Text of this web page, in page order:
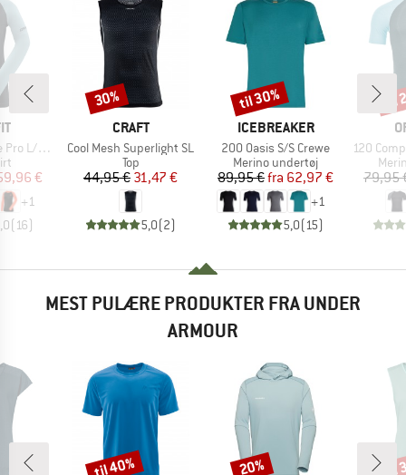
L/S Tee
pris
€
+1
(16)
MÆRKE
CRAFT
Artikel
Cool Mesh Superlight SL
Produktgruppe
Top
Pris
44,95 €Nedsat pris
31,47 €
5,0(2)
Rabat
30%
MÆRKE
ICEBREAKER
Artikel
200 Oasis S/S Crewe
Produktgruppe
Merino undertøj
Pris
89,95 € Nedsat pris
fra 62,97 €
+1
5,0(15)
Rabat
til 30%
Artikel
120 Comp
79,95
MEST PULÆRE PRODUKTER FRA UNDER
ARMOUR
Rabat
til 40% Rabat
20%